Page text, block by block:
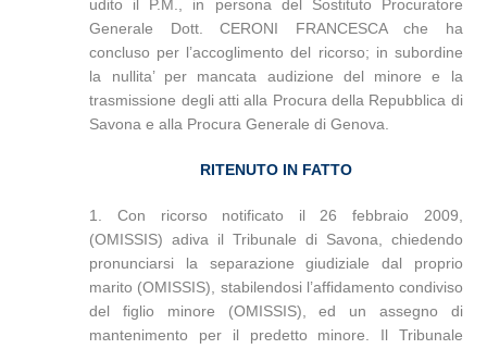
udito il P.M., in persona del Sostituto Procuratore
Generale Dott. CERONI FRANCESCA che ha
concluso per l’accoglimento del ricorso; in subordine
la nullita’ per mancata audizione del minore e la
trasmissione degli atti alla Procura della Repubblica di
Savona e alla Procura Generale di Genova.
RITENUTO IN FATTO
1. Con ricorso notificato il 26 febbraio 2009,
(OMISSIS) adiva il Tribunale di Savona, chiedendo
pronunciarsi la separazione giudiziale dal proprio
marito (OMISSIS), stabilendosi l’affidamento condiviso
del figlio minore (OMISSIS), ed un assegno di
mantenimento per il predetto minore. Il Tribunale